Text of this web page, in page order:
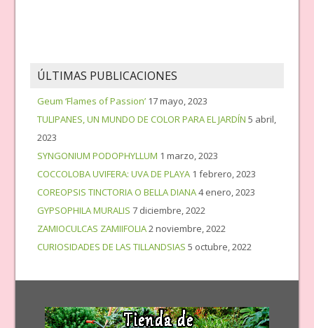
ÚLTIMAS PUBLICACIONES
Geum ‘Flames of Passion’ 17 mayo, 2023
TULIPANES, UN MUNDO DE COLOR PARA EL JARDÍN 5 abril,
2023
SYNGONIUM PODOPHYLLUM 1 marzo, 2023
COCCOLOBA UVIFERA: UVA DE PLAYA 1 febrero, 2023
COREOPSIS TINCTORIA O BELLA DIANA4 enero, 2023
GYPSOPHILA MURALIS 7 diciembre, 2022
ZAMIOCULCAS ZAMIIFOLIA2 noviembre, 2022
CURIOSIDADES DE LAS TILLANDSIAS 5 octubre, 2022